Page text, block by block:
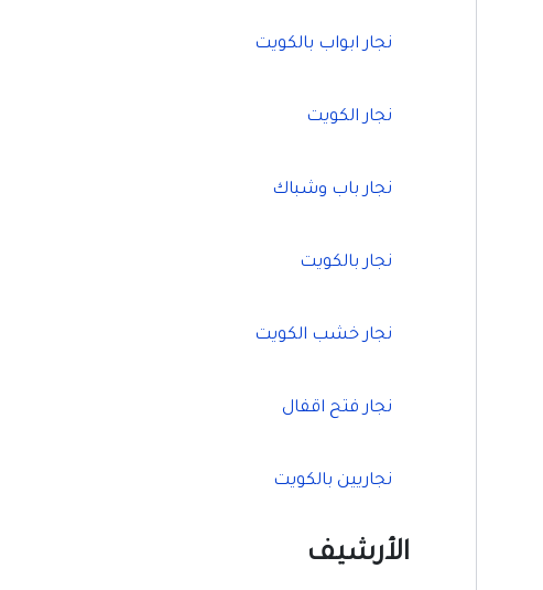
نجار ابواب بالكويت
نجار الكويت
نجار باب وشباك
نجار بالكويت
نجار خشب الكويت
نجار فتح اقفال
نجاريين بالكويت
الأرشيف